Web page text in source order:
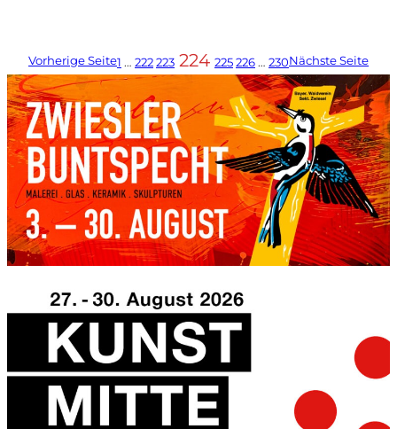
Vorherige Seite1 … 222223 224 225226 … 230Nächste Seite